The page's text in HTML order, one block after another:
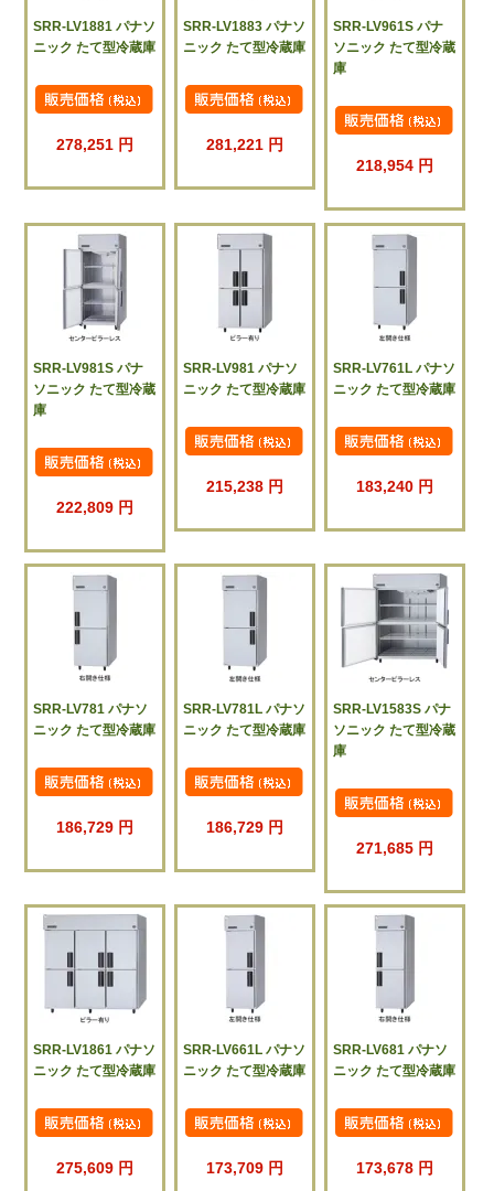
SRR-LV1881 パナソ
ニック たて型冷蔵庫
278,251 円
SRR-LV1883 パナソ
ニック たて型冷蔵庫
281,221 円
SRR-LV961S パナ
ソニック たて型冷蔵
庫
218,954 円
SRR-LV981S パナ
ソニック たて型冷蔵
庫
222,809 円
SRR-LV981 パナソ
ニック たて型冷蔵庫
215,238 円
SRR-LV761L パナソ
ニック たて型冷蔵庫
183,240 円
SRR-LV781 パナソ
ニック たて型冷蔵庫
186,729 円
SRR-LV781L パナソ
ニック たて型冷蔵庫
186,729 円
SRR-LV1583S パナ
ソニック たて型冷蔵
庫
271,685 円
SRR-LV1861 パナソ
ニック たて型冷蔵庫
275,609 円
SRR-LV661L パナソ
ニック たて型冷蔵庫
173,709 円
SRR-LV681 パナソ
ニック たて型冷蔵庫
173,678 円